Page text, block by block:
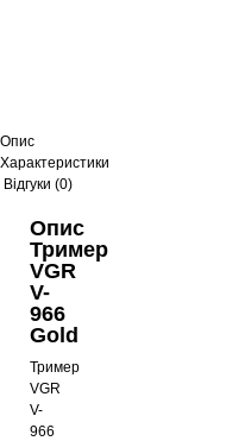
Опис
Характеристики
Відгуки (0)
Опис
Тример
VGR
V-
966
Gold
Тример
VGR
V-
966